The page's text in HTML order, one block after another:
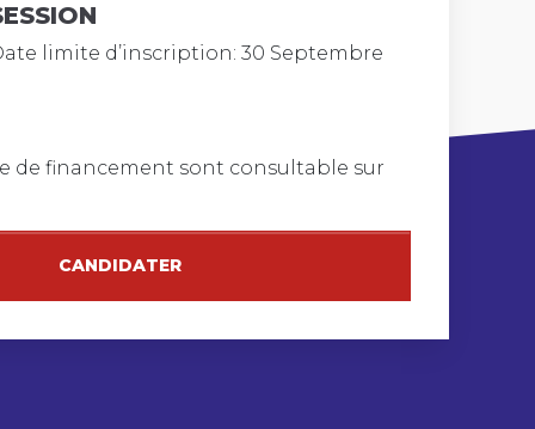
limite d’inscription: 30 Septembre
de financement sont consultable sur
CANDIDATER